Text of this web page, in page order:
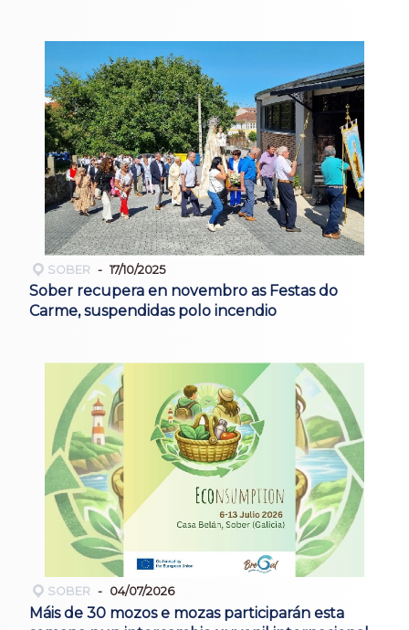
SOBER 17/10/2025
Sober recupera en novembro as Festas do
Carme, suspendidas polo incendio
SOBER 04/07/2026
Máis de 30 mozos e mozas participarán esta